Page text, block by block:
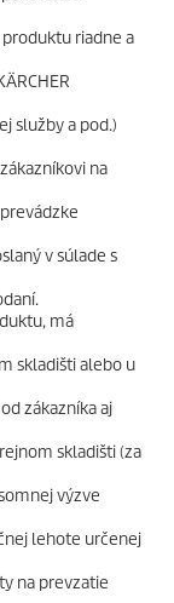
riadne a
služby a pod.)
na
v súlade s
má
skladišti alebo u
zákazníka aj
skladišti (za
výzve
lehote určenej
na prevzatie